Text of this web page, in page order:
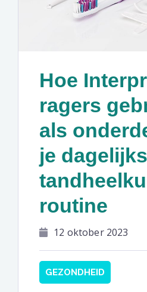
Hoe
ragers
als
je
routine
12 oktober 2023
GEZONDHEID